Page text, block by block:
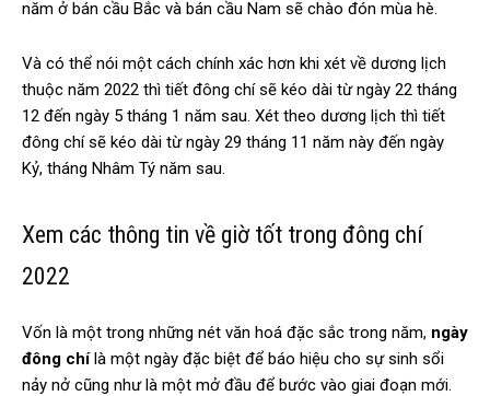
năm ở bán cầu Bắc và bán cầu Nam sẽ chào đón mùa hè.
Và có thể nói một cách chính xác hơn khi xét về dương lịch
thuộc năm 2022 thì tiết đông chí sẽ kéo dài từ ngày 22 tháng
12 đến ngày 5 tháng 1 năm sau. Xét theo dương lịch thì tiết
đông chí sẽ kéo dài từ ngày 29 tháng 11 năm này đến ngày
Kỷ, tháng Nhâm Tý năm sau.
Xem các thông tin về giờ tốt trong đông chí
2022
Vốn là một trong những nét văn hoá đặc sắc trong năm, ngày
đông chílà một ngày đặc biệt để báo hiệu cho sự sinh sổi
nảy nở cũng như là một mở đầu để bước vào giai đoạn mới.